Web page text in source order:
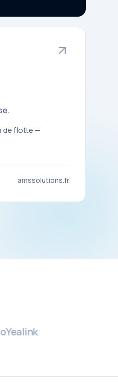
de flotte —
amssolutions.fr
Yeastar